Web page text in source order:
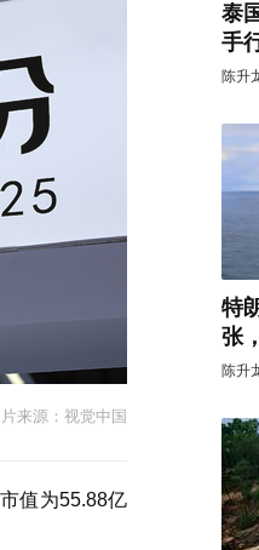
片来源：视觉中国
值为55.88亿
泰
手
陈升
特
张
陈升